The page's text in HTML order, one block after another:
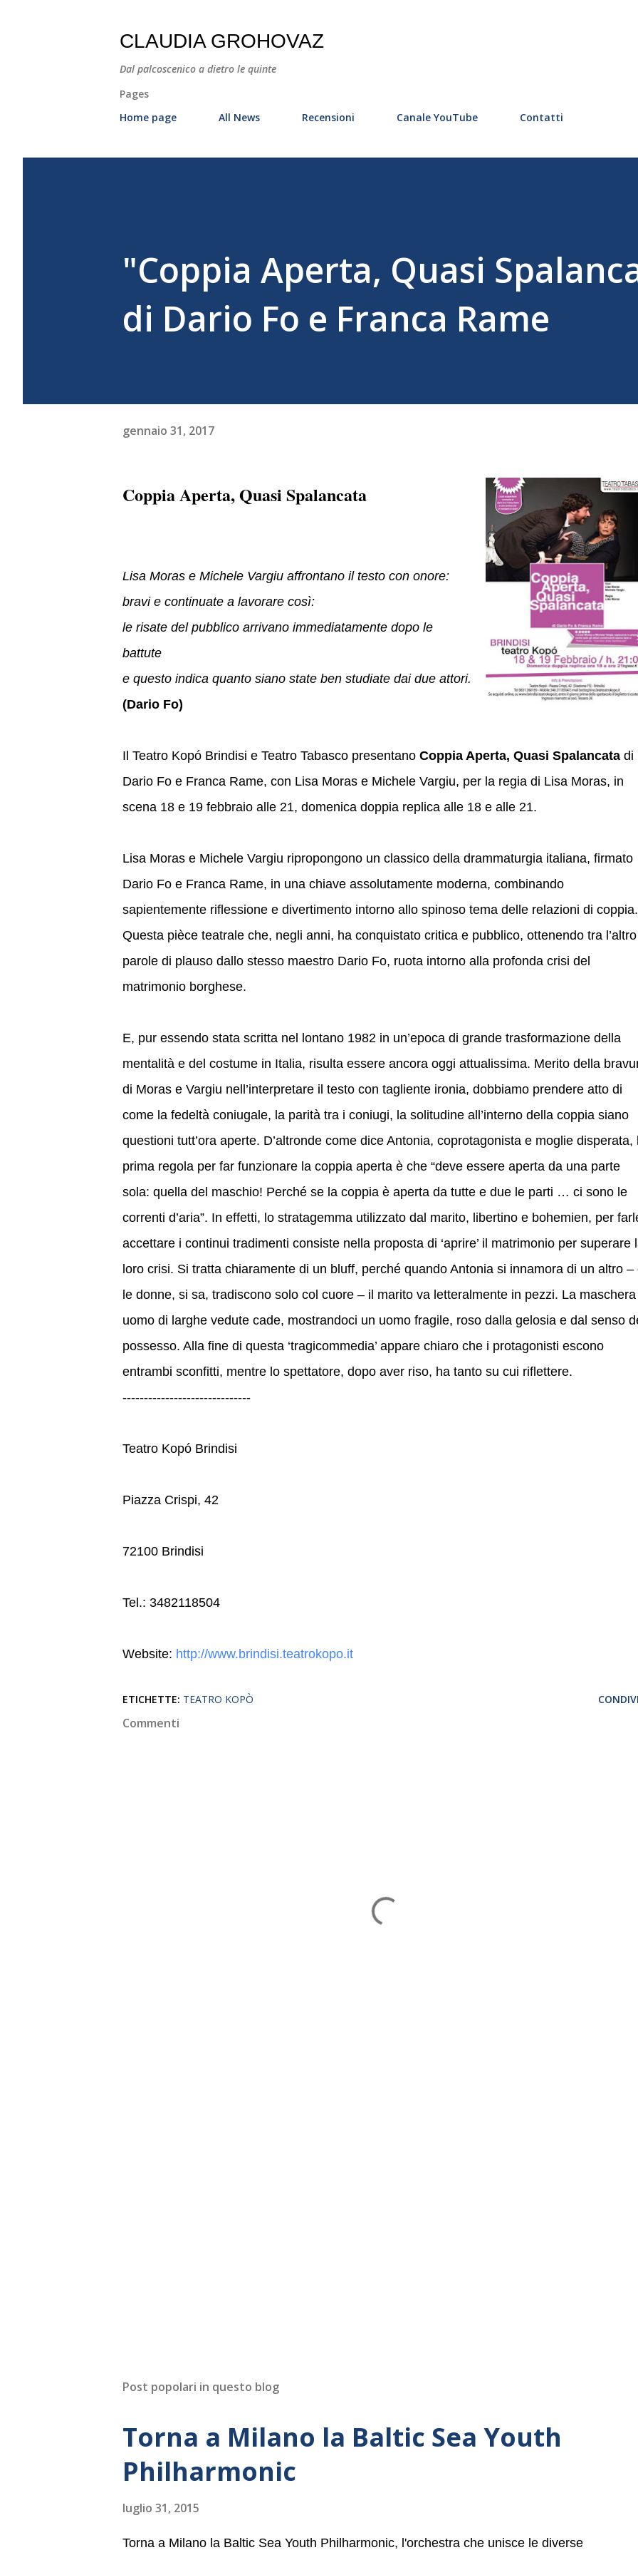
CLAUDIA GROHOVAZ
Dal palcoscenico a dietro le quinte
Pages
Home page
All News Recensioni Canale YouTube Contatti
"Coppia Aperta, Quasi
di Dario Fo e Franca Rame
gennaio 31, 2017
Coppia Aperta, Quasi Spalancata
Lisa Moras e Michele Vargiu affrontano il testo con onore:
bravi e continuate a lavorare così:
le risate del pubblico arrivano immediatamente dopo le
battute
e questo indica quanto siano state ben studiate dai due attori.
(Dario Fo)
Il Teatro Kopó Brindisi e Teatro Tabasco presentano Coppia Aperta, Quasi Spalancata di
Dario Fo e Franca Rame, con Lisa Moras e Michele Vargiu, per la regia di Lisa Moras, in
scena 18 e 19 febbraio alle 21, domenica doppia replica alle 18 e alle 21.
Lisa Moras e Michele Vargiu ripropongono un classico della drammaturgia italiana, firmato
Dario Fo e Franca Rame, in una chiave assolutamente moderna, combinando
sapientemente riflessione e divertimento intorno allo spinoso tema delle relazioni di coppia.
Questa pièce teatrale che, negli anni, ha conquistato critica e pubblico, ottenendo tra l’altro
parole di plauso dallo stesso maestro Dario Fo, ruota intorno alla profonda crisi del
matrimonio borghese.
E, pur essendo stata scritta nel lontano 1982 in un’epoca di grande trasformazione della
mentalità e del costume in Italia, risulta essere ancora oggi attualissima. Merito della
di Moras e Vargiu nell’interpretare il testo con tagliente ironia, dobbiamo prendere atto di
come la fedeltà coniugale, la parità tra i coniugi, la solitudine all’interno della coppia siano
questioni tutt’ora aperte. D’altronde come dice Antonia, coprotagonista e moglie disperata,
prima regola per far funzionare la coppia aperta è che “deve essere aperta da una parte
sola: quella del maschio! Perché se la coppia è aperta da tutte e due le parti … ci sono le
correnti d’aria”. In effetti, lo stratagemma utilizzato dal marito, libertino e bohemien, per
accettare i continui tradimenti consiste nella proposta di ‘aprire’ il matrimonio per superare
loro crisi. Si tratta chiaramente di un bluff, perché quando Antonia si innamora di un altro –
le donne, si sa, tradiscono solo col cuore – il marito va letteralmente in pezzi. La
uomo di larghe vedute cade, mostrandoci un uomo fragile, roso dalla gelosia e dal senso
possesso. Alla fine di questa ‘tragicommedia’ appare chiaro che i protagonisti escono
entrambi sconfitti, mentre lo spettatore, dopo aver riso, ha tanto su cui riflettere.
------------------------------
Teatro Kopó Brindisi
Piazza Crispi, 42
72100 Brindisi
Tel.: 3482118504
Website: http://www.brindisi.teatrokopo.it
ETICHETTE: TEATRO KOPÒ
Commenti
Post popolari in questo blog
Torna a Milano la Baltic Sea Youth
Philharmonic
luglio 31, 2015
Torna a Milano la Baltic Sea Youth Philharmonic, l'orchestra che unisce le diverse